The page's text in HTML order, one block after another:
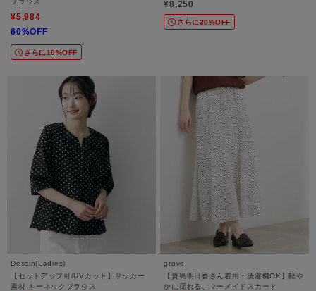
¥5,984
60%OFF
さらに10%OFF
¥8,250
さらに30%OFF
Dessin(Ladies)
【セットアップ可/UVカット】サッカー
素材 キーネックブラウス
grove
【貴島明日香さん着用・洗濯機OK】軽や
かに揺れる、マーメイドスカート